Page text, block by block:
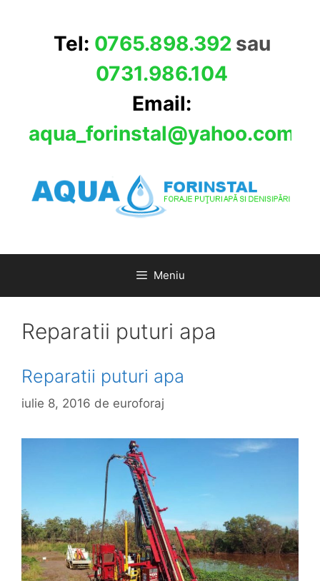
Tel: 0765.898.392 sau
0731.986.104
Email:
aqua_forinstal@yahoo.com
Meniu
Reparatii puturi apa
Reparatii puturi apa
iulie 8, 2016 de euroforaj